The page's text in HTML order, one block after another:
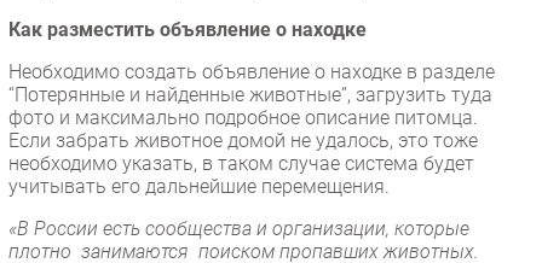
Как разместить объявление о находке
Необходимо создать объявление о находке в разделе
“Потерянные и найденные животные”, загрузить туда
фото и максимально подробное описание питомца.
Если забрать животное домой не удалось, это тоже
необходимо указать, в таком случае система будет
учитывать его дальнейшие перемещения.
«В России есть сообщества и организации, которые
плотно занимаются поиском пропавших животных.